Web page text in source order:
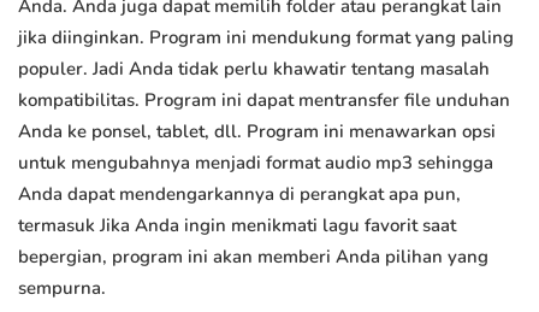
Anda. Anda juga dapat memilih folder atau perangkat lain
jika diinginkan. Program ini mendukung format yang paling
populer. Jadi Anda tidak perlu khawatir tentang masalah
kompatibilitas. Program ini dapat mentransfer file unduhan
Anda ke ponsel, tablet, dll. Program ini menawarkan opsi
untuk mengubahnya menjadi format audio mp3 sehingga
Anda dapat mendengarkannya di perangkat apa pun,
termasuk Jika Anda ingin menikmati lagu favorit saat
bepergian, program ini akan memberi Anda pilihan yang
sempurna.